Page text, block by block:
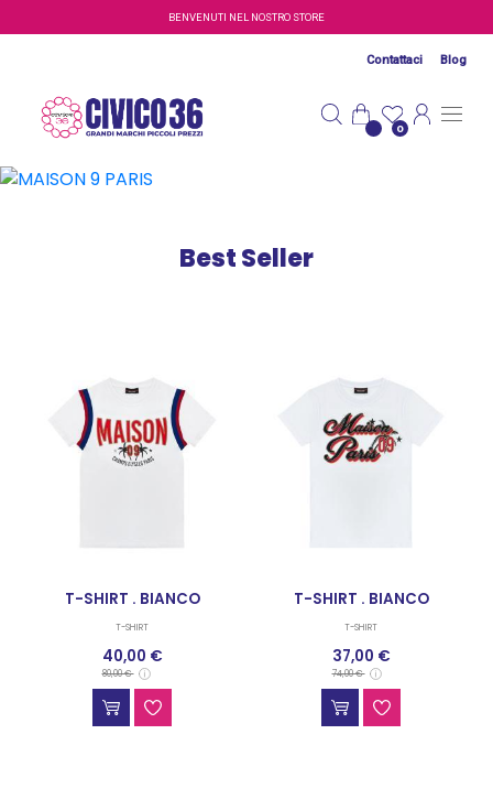
Salta al contenuto principaleBENVENUTI NEL NOSTRO STORE
Contattaci Blog
0
MAISON 9 PARIS
Best Seller
T-SHIRT . BIANCO
T-SHIRT
40,00 €
80,00 €
T-SHIRT . BIANCO
T-SHIRT
37,00 €
74,00 €